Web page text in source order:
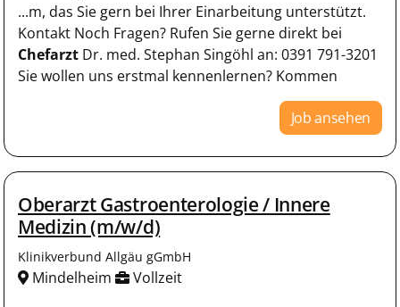
...m, das Sie gern bei Ihrer Einarbeitung unterstützt.
Kontakt Noch Fragen? Rufen Sie gerne direkt bei
Chefarzt Dr. med. Stephan Singöhl an: 0391 791-3201
Sie wollen uns erstmal kennenlernen? Kommen
Job ansehen
Oberarzt Gastroenterologie / Innere
Medizin (m/w/d)
Klinikverbund Allgäu gGmbH
Mindelheim Vollzeit